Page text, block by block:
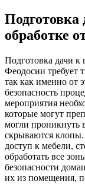
Подготовка
обработке
Подготовка дачи к
Феодосии требует
так как именно от
безопасность
мероприятия
которые могут
могли проникнуть
скрываются
доступ к мебели,
обработать все
безопасности
их из помещения,